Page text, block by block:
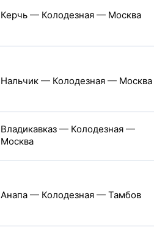
Керчь — Колодезная — Москва
Нальчик — Колодезная — Москва
Владикавказ — Колодезная —
Москва
Анапа — Колодезная — Тамбов